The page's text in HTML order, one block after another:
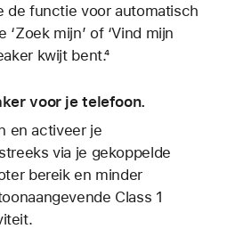
de functie voor automatisch
mijn’ of ‘Vind mijn
kwijt bent.⁴
voor je telefoon.
en activeer je
via je gekoppelde
bereik en minder
Class 1